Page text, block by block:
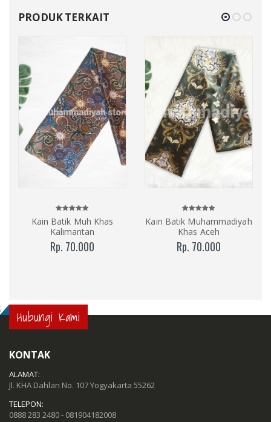
PRODUK TERKAIT
Kain Batik Muh Khas
Kalimantan
Rp. 70.000
Kain Batik Muhammadiyah
Khas Aceh
Rp. 70.000
; Hubungi Kami
KONTAK
ALAMAT:
Jl. KHA Dahlan No. 107 Yogyakarta 55262
TELEPON:
0888 283 2480 - 081904182008